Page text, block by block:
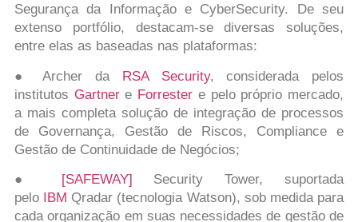
Segurança da Informação e CyberSecurity. De seu
extenso portfólio, destacam-se diversas soluções,
entre elas as baseadas nas plataformas:
● Archer da RSA Security, considerada pelos
institutos Gartnere Forrester e pelo próprio mercado,
a mais completa solução de integração de processos
de Governança, Gestão de Riscos, Compliance e
Gestão de Continuidade de Negócios;
● [SAFEWAY] Security Tower, suportada
pelo IBM Qradar (tecnologia Watson), sob medida para
cada organização em suas necessidades de gestão de